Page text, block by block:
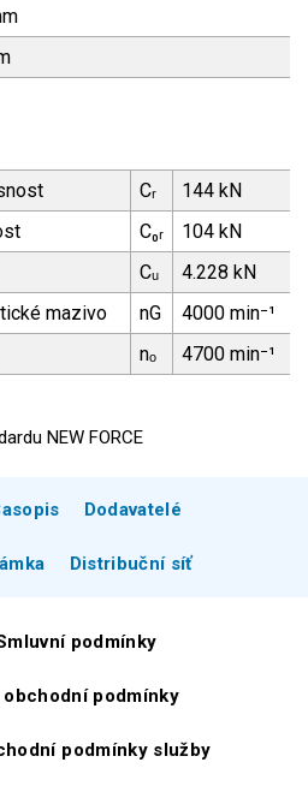
Cᵣ
144 kN
C₀ᵣ
104 kN
Cᵤ
4.228 kN
mazivo
nG
4000 min⁻¹
nₒ 4700 min⁻¹
NEW FORCE
Dodavatelé
Distribuční síť
podmínky
podmínky
podmínky služby